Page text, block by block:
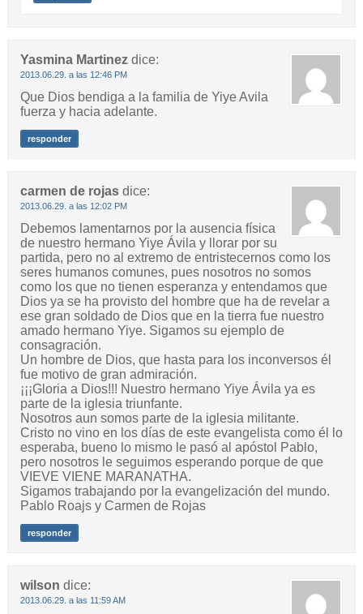
Yasmina Martinez dice:
2013.06.29. a las 12:46 PM
Que Dios bendiga a la familia de Yiye Avila
fuerza y hacia adelante.
responder
carmen de rojas dice:
2013.06.29. a las 12:02 PM
Debemos lamentarnos por la ausencia física
de nuestro hermano Yiye Ávila y llorar por su
partida, pero no al extremo de entristecernos como los
seres humanos comunes, pues nosotros no somos
como los que no tienen esperanza y entendamos que
Dios ya se ha provisto del hombre que ha de revelar a
ese gran soldado de Dios que en la tierra fue nuestro
amado hermano Yiye. Sigamos su ejemplo de
consagración.
Un hombre de Dios, que hasta para los inconversos él
fue motivo de gran admiración.
¡¡¡Gloria a Dios!!! Nuestro hermano Yiye Ávila ya es
parte de la iglesia triunfante.
Nosotros aun somos parte de la iglesia militante.
Cristo no vino en los días de este evangelista como él lo
esperaba, bueno lo mismo le pasó al apóstol Pablo,
pero nosotros le seguimos esperando porque de que
VIEVE VIENE MARANATHA.
Sigamos trabajando por la evangelización del mundo.
Pablo Roajs y Carmen de Rojas
responder
wilson dice:
2013.06.29. a las 11:59 AM